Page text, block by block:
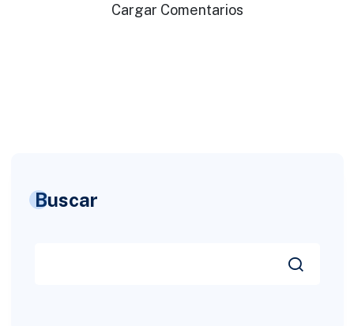
Cargar Comentarios
Buscar